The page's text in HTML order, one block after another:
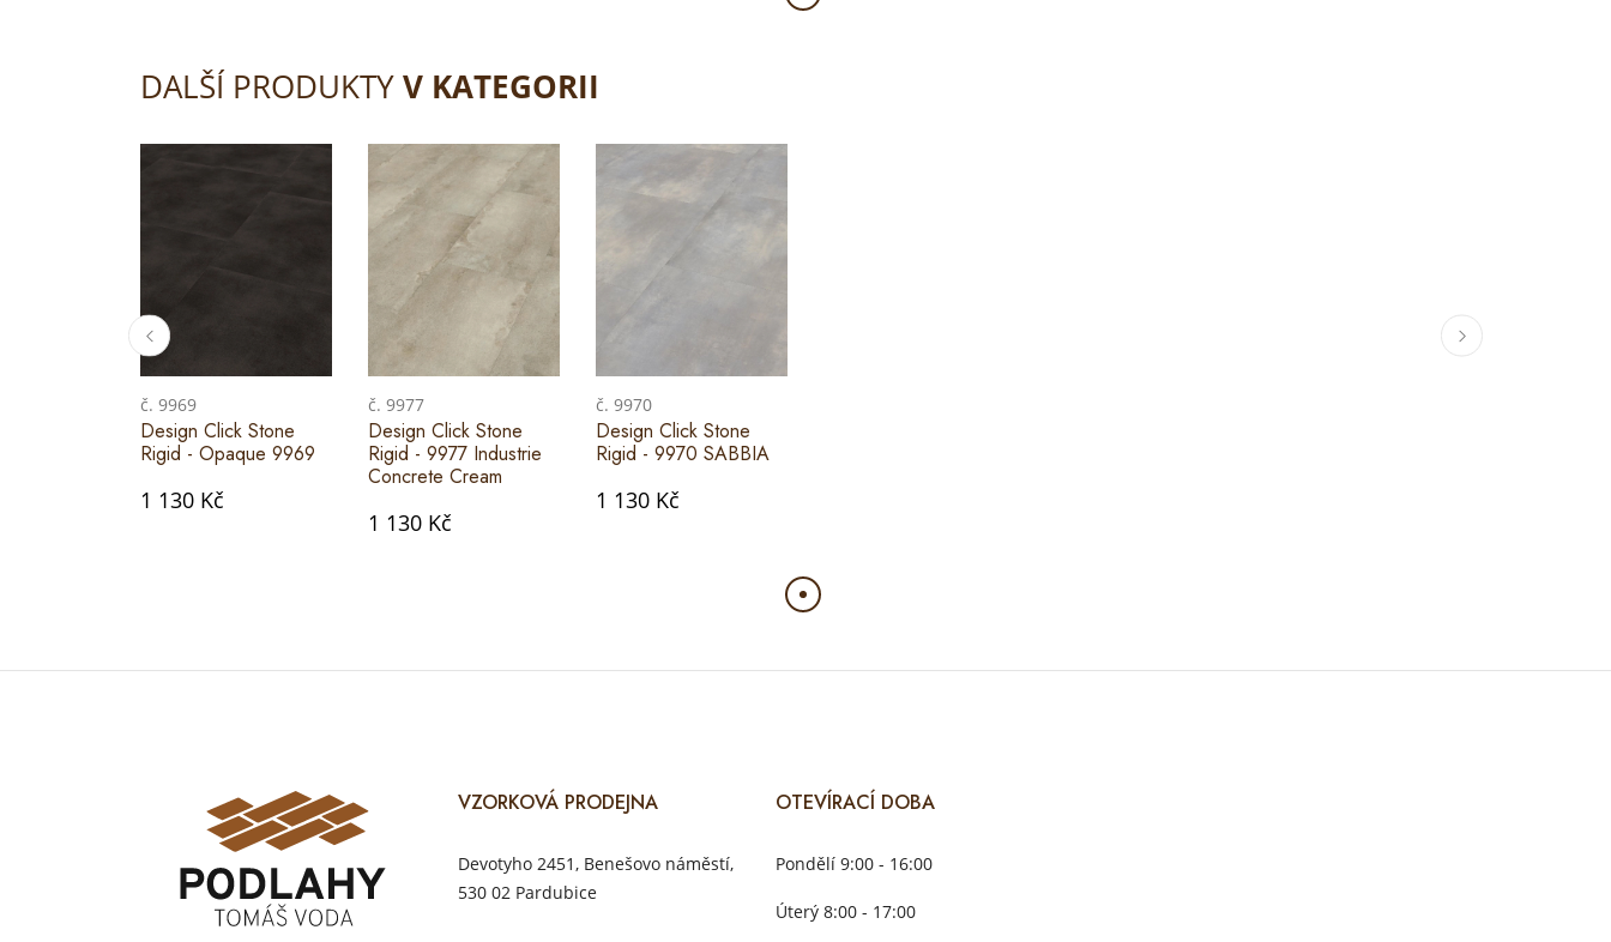
DALŠÍ PRODUKTYV KATEGORII
č. 9969
Design Click Stone
Rigid - Opaque 9969
1 130 Kč
č. 9977
Design Click Stone
Rigid - 9977 Industrie
Concrete Cream
1 130 Kč
č. 9970
Design Click Stone
Rigid - 9970 SABBIA
1 130 Kč
VZORKOVÁ PRODEJNA
Devotyho 2451, Benešovo náměstí,
530 02 Pardubice
OTEVÍRACÍ DOBA
Pondělí 9:00 - 16:00
Úterý 8:00 - 17:00